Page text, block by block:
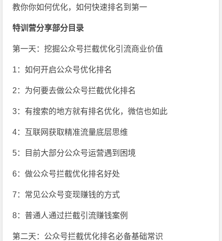
教你你如何优化，如何快速排名到第一
特训营分享部分目录
第一天：挖掘公众号拦截优化引流商业价值
1：如何开启公众号优化排名
2：为何要去做公众号拦截优化排名
3：有搜索的地方就有排名优化，微信也如此
4：互联网获取精准流量底层思维
5：目前大部分公众号运营遇到困境
6：做公众号拦截优化排名好处
7：常见公众号变现赚钱的方式
8：普通人通过拦截引流赚钱案例
第二天：公众号拦截优化排名必备基础常识